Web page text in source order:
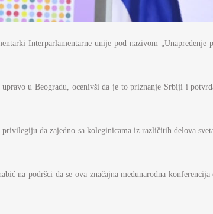
Interparlamentarne unije pod nazivom „Unapređenje
u Beogradu, ocenivši da je to priznanje Srbiji i
da zajedno sa koleginicama iz različitih delova
na podršci da se ova značajna međunarodna